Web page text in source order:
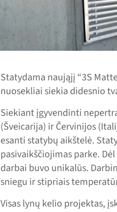
Statydama naująjį “3S
nuosekliai siekia didesnio
Siekiant įgyvendinti
(Šveicarija) ir Červinijos
esanti statybų aikštelė.
pasivaikščiojimas parke.
darbai buvo unikalūs.
sniegu ir stipriais
Visas lynų kelio projektas,